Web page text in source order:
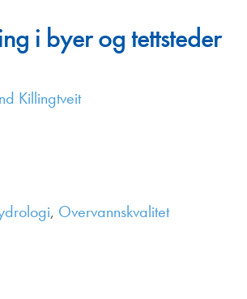
i byer og tettsteder
Killingtveit
, Overvannskvalitet,